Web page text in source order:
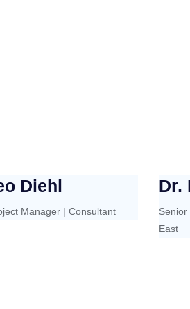
Diehl
Manager | Consultant
Dr.
East